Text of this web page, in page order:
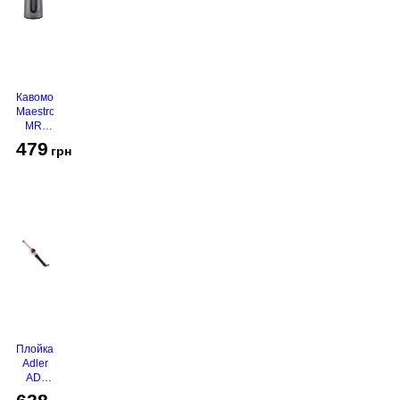
Кавомолка
Maestro
MR-
Grey
479 грн
Плойка
Adler
AD-